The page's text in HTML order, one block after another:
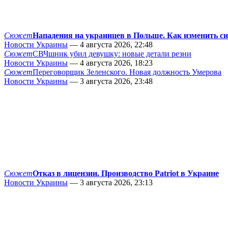
СюжетНападения на украинцев в Польше. Как изменить
Новости Украины — 4 августа 2026, 22:48
СюжетСВЧшник убил девушку: новые детали резни
Новости Украины — 4 августа 2026, 18:23
СюжетПереговорщик Зеленского. Новая должность Умерова
Новости Украины — 3 августа 2026, 23:48
СюжетОтказ в лицензии. Производство Patriot в Украине
Новости Украины — 3 августа 2026, 23:13